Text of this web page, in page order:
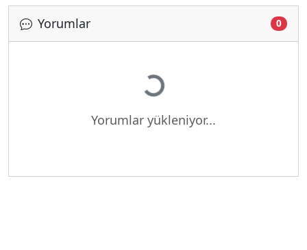
Yorumlar 0
Yükleniyor...
Yorumlar yükleniyor...